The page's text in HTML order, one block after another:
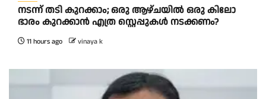
നടന്ന് തടി കുറക്കാം; ഒരു ആഴ്ചയിൽ ഒരു കിലോ
ഭാരം കുറക്കാൻ എത്ര സ്റ്റെപ്പുകൾ നടക്കണം?
11 hours ago vinaya k